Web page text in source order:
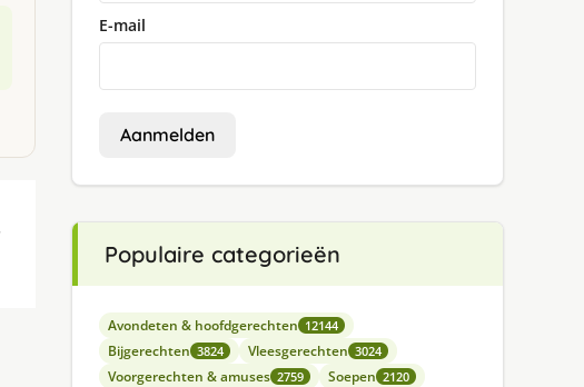
E-mail
Aanmelden
Populaire categorieën
Avondeten & hoofdgerechten 12144
Bijgerechten 3824 Vleesgerechten 3024
Voorgerechten & amuses 2759 Soepen 2120